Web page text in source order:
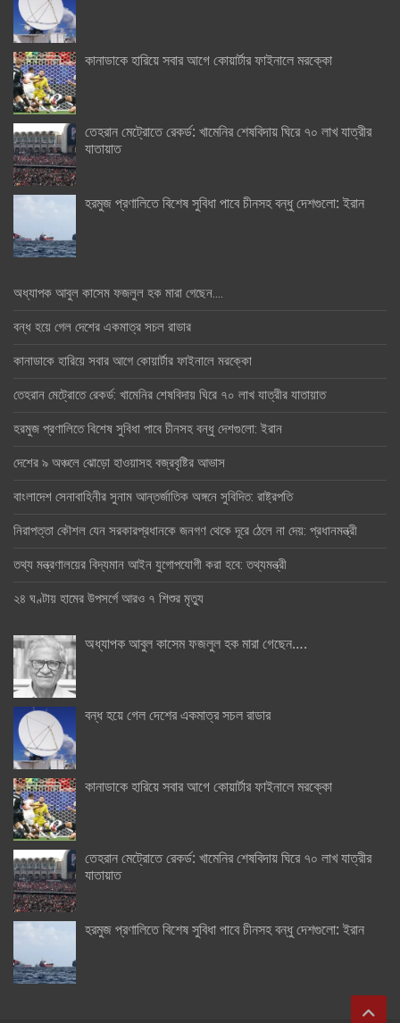
কানাডাকে হারিয়ে সবার আগে কোয়ার্টার ফাইনালে মরক্কো
তেহরান মেট্রোতে রেকর্ড: খামেনির শেষবিদায় ঘিরে ৭০ লাখ যাত্রীর
যাতায়াত
হরমুজ প্রণালিতে বিশেষ সুবিধা পাবে চীনসহ বন্ধু দেশগুলো: ইরান
অধ্যাপক আবুল কাসেম ফজলুল হক মারা গেছেন….
বন্ধ হয়ে গেল দেশের একমাত্র সচল রাডার
কানাডাকে হারিয়ে সবার আগে কোয়ার্টার ফাইনালে মরক্কো
তেহরান মেট্রোতে রেকর্ড: খামেনির শেষবিদায় ঘিরে ৭০ লাখ যাত্রীর যাতায়াত
হরমুজ প্রণালিতে বিশেষ সুবিধা পাবে চীনসহ বন্ধু দেশগুলো: ইরান
দেশের ৯ অঞ্চলে ঝোড়ো হাওয়াসহ বজ্রবৃষ্টির আভাস
বাংলাদেশ সেনাবাহিনীর সুনাম আন্তর্জাতিক অঙ্গনে সুবিদিত: রাষ্ট্রপতি
নিরাপত্তা কৌশল যেন সরকারপ্রধানকে জনগণ থেকে দূরে ঠেলে না দেয়: প্রধানমন্ত্রী
তথ্য মন্ত্রণালয়ের বিদ্যমান আইন যুগোপযোগী করা হবে: তথ্যমন্ত্রী
২৪ ঘণ্টায় হামের উপসর্গে আরও ৭ শিশুর মৃত্যু
অধ্যাপক আবুল কাসেম ফজলুল হক মারা গেছেন….
বন্ধ হয়ে গেল দেশের একমাত্র সচল রাডার
কানাডাকে হারিয়ে সবার আগে কোয়ার্টার ফাইনালে মরক্কো
তেহরান মেট্রোতে রেকর্ড: খামেনির শেষবিদায় ঘিরে ৭০ লাখ যাত্রীর
যাতায়াত
হরমুজ প্রণালিতে বিশেষ সুবিধা পাবে চীনসহ বন্ধু দেশগুলো: ইরান